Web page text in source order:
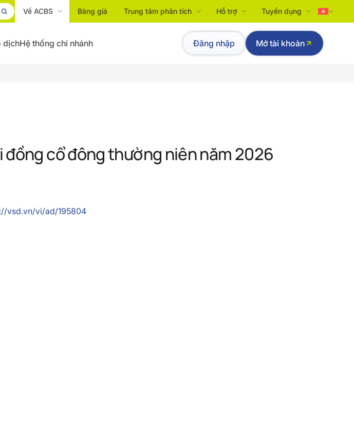
Về ACBS Bảng giá Trung tâm phân tích Hỗ trợ Tuyển dụng
Tiếng Việt
English
dịchHệ thống chi nhánh Đăng nhập Mở tài khoản
đồng cổ đông thường niên năm 2026
vsd.vn/vi/ad/195804